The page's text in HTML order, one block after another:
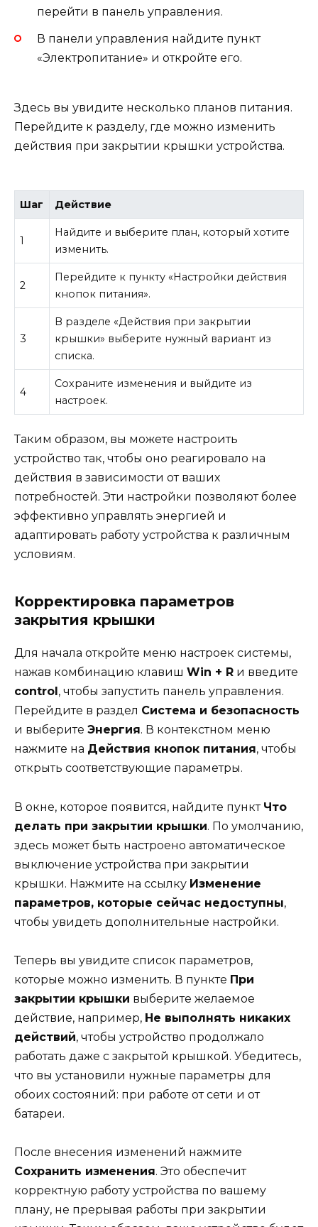
перейти в панель управления.
В панели управления найдите пункт
«Электропитание» и откройте его.
Здесь вы увидите несколько планов питания.
Перейдите к разделу, где можно изменить
действия при закрытии крышки устройства.
Шаг Действие
1
Найдите и выберите план, который хотите
изменить.
2
Перейдите к пункту «Настройки действия
кнопок питания».
3
В разделе «Действия при закрытии
крышки» выберите нужный вариант из
списка.
4
Сохраните изменения и выйдите из
настроек.
Таким образом, вы можете настроить
устройство так, чтобы оно реагировало на
действия в зависимости от ваших
потребностей. Эти настройки позволяют более
эффективно управлять энергией и
адаптировать работу устройства к различным
условиям.
Корректировка параметров
закрытия крышки
Для начала откройте меню настроек системы,
нажав комбинацию клавиш Win + R и введите
control , чтобы запустить панель управления.
Перейдите в раздел Система и безопасность
и выберите Энергия. В контекстном меню
нажмите на Действия кнопок питания, чтобы
открыть соответствующие параметры.
В окне, которое появится, найдите пункт Что
делать при закрытии крышки. По умолчанию,
здесь может быть настроено автоматическое
выключение устройства при закрытии
крышки. Нажмите на ссылку Изменение
параметров, которые сейчас недоступны,
чтобы увидеть дополнительные настройки.
Теперь вы увидите список параметров,
которые можно изменить. В пункте При
закрытии крышки выберите желаемое
действие, например, Не выполнять никаких
действий, чтобы устройство продолжало
работать даже с закрытой крышкой. Убедитесь,
что вы установили нужные параметры для
обоих состояний: при работе от сети и от
батареи.
После внесения изменений нажмите
Сохранить изменения. Это обеспечит
корректную работу устройства по вашему
плану, не прерывая работы при закрытии